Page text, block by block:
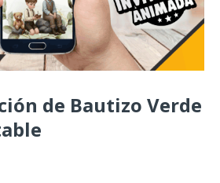
de Bautizo Verde